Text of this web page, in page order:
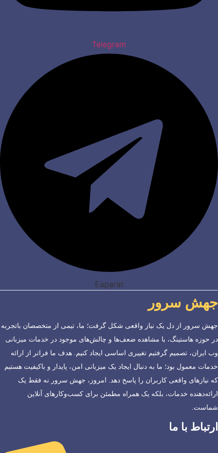
Telegram
Eaparat
جهش سرور
جهش سرور از دل یک نیاز واقعی شکل گرفت؛ ما، تیمی از متخصصان باتجربه
در حوزه هاستینگ، با مشاهده ضعف‌ها و چالش‌های موجود در خدمات میزبانی
وب ایران، تصمیم گرفتیم تغییری اساسی ایجاد کنیم. هدف ما فراتر از ارائه
خدمات معمول بود؛ ما به دنبال ایجاد یک میزبانی امن، پایدار و باکیفیت هستیم
که نیازهای واقعی کاربران را پاسخ دهد. امروز، جهش سرور نه فقط یک
ارائه‌دهنده خدمات، بلکه یک همراه مطمئن برای کسب‌وکارهای آنلاین
شماست.
ارتباط با ما